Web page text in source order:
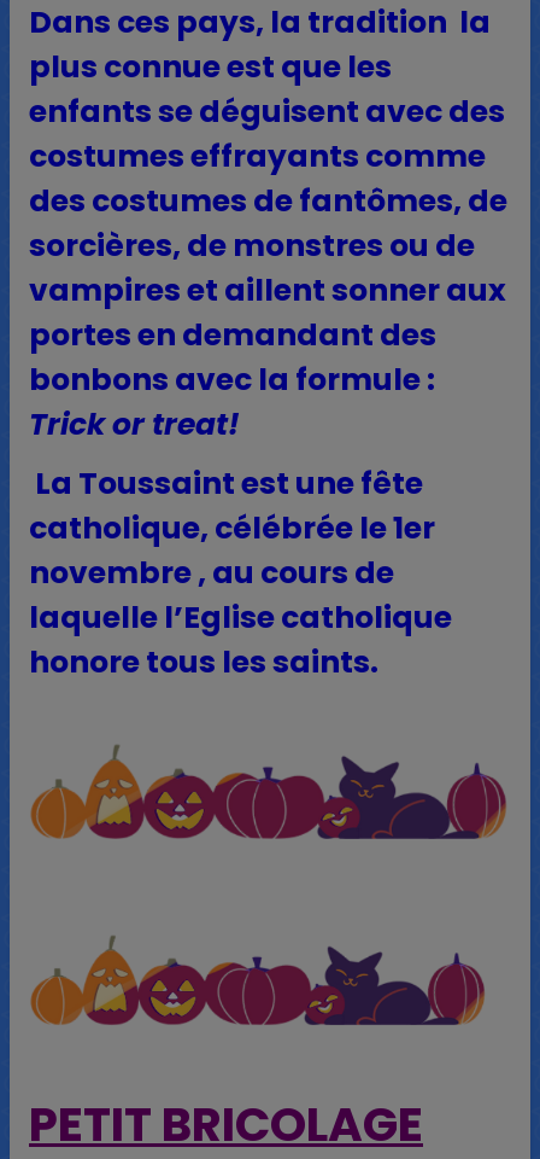
Dans ces pays, la tradition la
plus connue est que les
enfants se déguisent avec des
costumes effrayants comme
des costumes de fantômes, de
sorcières, de monstres ou de
vampires et aillent sonner aux
portes en demandant des
bonbons avec la formule :
Trick or treat!
La Toussaintest une fête
catholique, célébrée le 1er
novembre, au cours de
laquelle l’Eglise catholique
honore tous les saints.
PETIT BRICOLAGE